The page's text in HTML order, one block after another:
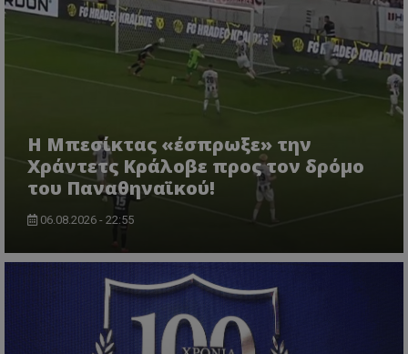
Η Μπεσίκτας «έσπρωξε» την
Χράντετς Κράλοβε προς τον δρόμο
του Παναθηναϊκού!
06.08.2026 - 22:55